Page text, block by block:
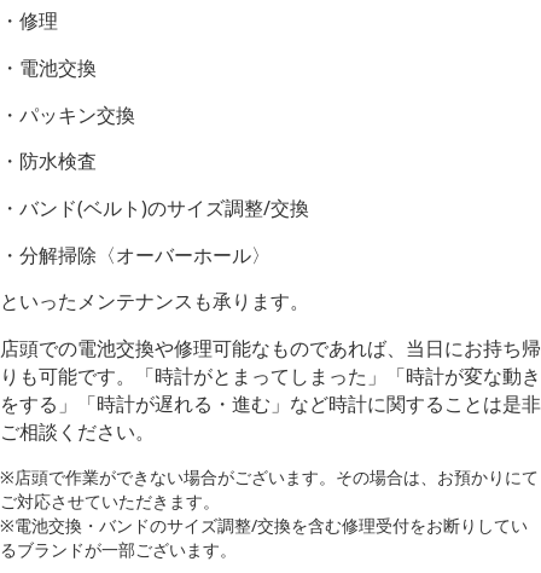
・修理
・電池交換
・パッキン交換
・防水検査
・バンド(ベルト)のサイズ調整/交換
・分解掃除〈オーバーホール〉
といったメンテナンスも承ります。
店頭での電池交換や修理可能なものであれば、当日にお持ち帰
りも可能です。「時計がとまってしまった」「時計が変な動き
をする」「時計が遅れる・進む」など時計に関することは是非
ご相談ください。
※店頭で作業ができない場合がございます。その場合は、お預かりにて
ご対応させていただきます。
※電池交換・バンドのサイズ調整/交換を含む修理受付をお断りしてい
るブランドが一部ございます。